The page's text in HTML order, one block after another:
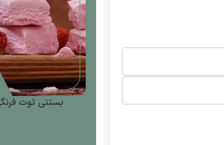
بستنی توت فرنگی 1